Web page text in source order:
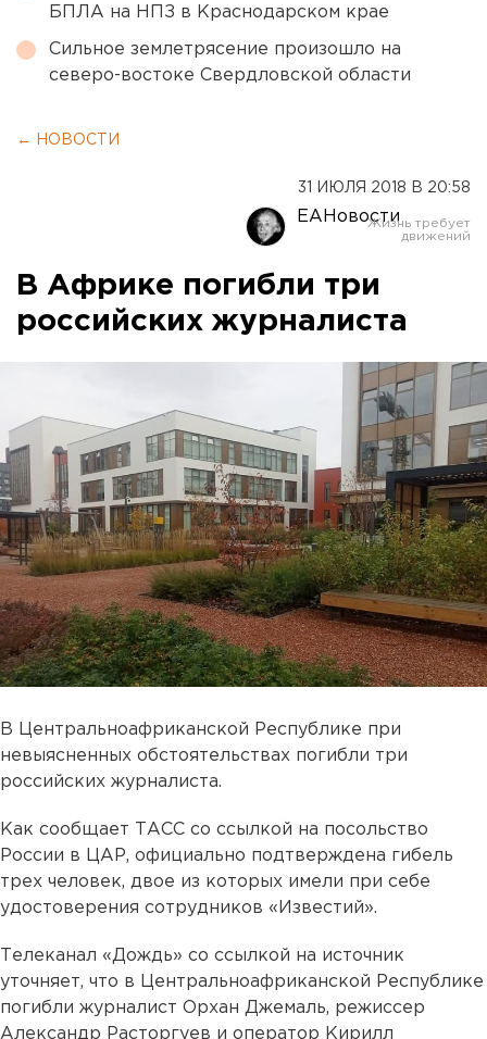
БПЛА на НПЗ в Краснодарском крае
Сильное землетрясение произошло на
северо-востоке Свердловской области
← НОВОСТИ
31 ИЮЛЯ 2018 В 20:58
ЕАНовости
В Африке погибли три
российских журналиста
В Центральноафриканской Республике при
невыясненных обстоятельствах погибли три
российских журналиста.
Как сообщает ТАСС со ссылкой на посольство
России в ЦАР, официально подтверждена гибель
трех человек, двое из которых имели при себе
удостоверения сотрудников «Известий».
Телеканал «Дождь» со ссылкой на источник
уточняет, что в Центральноафриканской Республике
погибли журналист Орхан Джемаль, режиссер
Александр Расторгуев и оператор Кирилл